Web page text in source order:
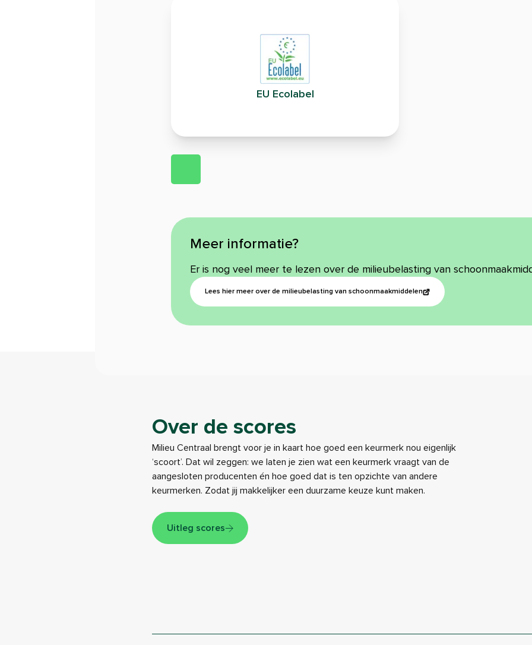
EU Ecolabel
Meer informatie?
Er is nog veel meer te lezen over de milieubelasting van
Lees hier meer over de milieubelasting van schoonmaakmiddelen
Over de scores
Milieu Centraal brengt voor je in kaart hoe goed een keurmerk nou eigenlijk
‘scoort’. Dat wil zeggen: we laten je zien wat een keurmerk vraagt van de
aangesloten producenten én hoe goed dat is ten opzichte van andere
keurmerken. Zodat jij makkelijker een duurzame keuze kunt maken.
Uitleg scores